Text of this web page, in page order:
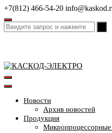
Перейти
к
содержимому
+7(812) 466-54-20
Новости
Архив новостей
Продукция